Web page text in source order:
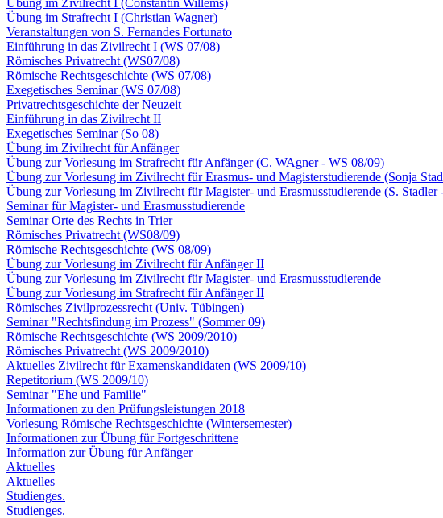
Übung im Zivilrecht I (Constantin Willems)
Übung im Strafrecht I (Christian Wagner)
Veranstaltungen von S. Fernandes Fortunato
Einführung in das Zivilrecht I (WS 07/08)
Römisches Privatrecht (WS07/08)
Römische Rechtsgeschichte (WS 07/08)
Exegetisches Seminar (WS 07/08)
Privatrechtsgeschichte der Neuzeit
Einführung in das Zivilrecht II
Exegetisches Seminar (So 08)
Übung im Zivilrecht für Anfänger
Übung zur Vorlesung im Strafrecht für Anfänger (C. WAgner - WS 08/09)
Übung zur Vorlesung im Zivilrecht für Erasmus- und Magisterstudierende (Sonja
Übung zur Vorlesung im Zivilrecht für Magister- und Erasmusstudierende (S. Stadler
Seminar für Magister- und Erasmusstudierende
Seminar Orte des Rechts in Trier
Römisches Privatrecht (WS08/09)
Römische Rechtsgeschichte (WS 08/09)
Übung zur Vorlesung im Zivilrecht für Anfänger II
Übung zur Vorlesung im Zivilrecht für Magister- und Erasmusstudierende
Übung zur Vorlesung im Strafrecht für Anfänger II
Römisches Zivilprozessrecht (Univ. Tübingen)
Seminar "Rechtsfindung im Prozess" (Sommer 09)
Römische Rechtsgeschichte (WS 2009/2010)
Römisches Privatrecht (WS 2009/2010)
Aktuelles Zivilrecht für Examenskandidaten (WS 2009/10)
Repetitorium (WS 2009/10)
Seminar "Ehe und Familie"
Informationen zu den Prüfungsleistungen 2018
Vorlesung Römische Rechtsgeschichte (Wintersemester)
Informationen zur Übung für Fortgeschrittene
Information zur Übung für Anfänger
Aktuelles
Aktuelles
Studienges.
Studienges.